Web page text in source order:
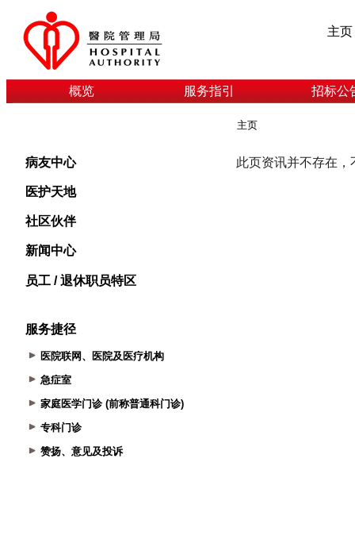
主页
概览 服务指引 招标公
病友中心
医护天地
社区伙伴
新闻中心
员工 / 退休职员特区
服务捷径
医院联网、医院及医疗机构
急症室
家庭医学门诊 (前称普通科门诊)
专科门诊
赞扬、意见及投诉
主页